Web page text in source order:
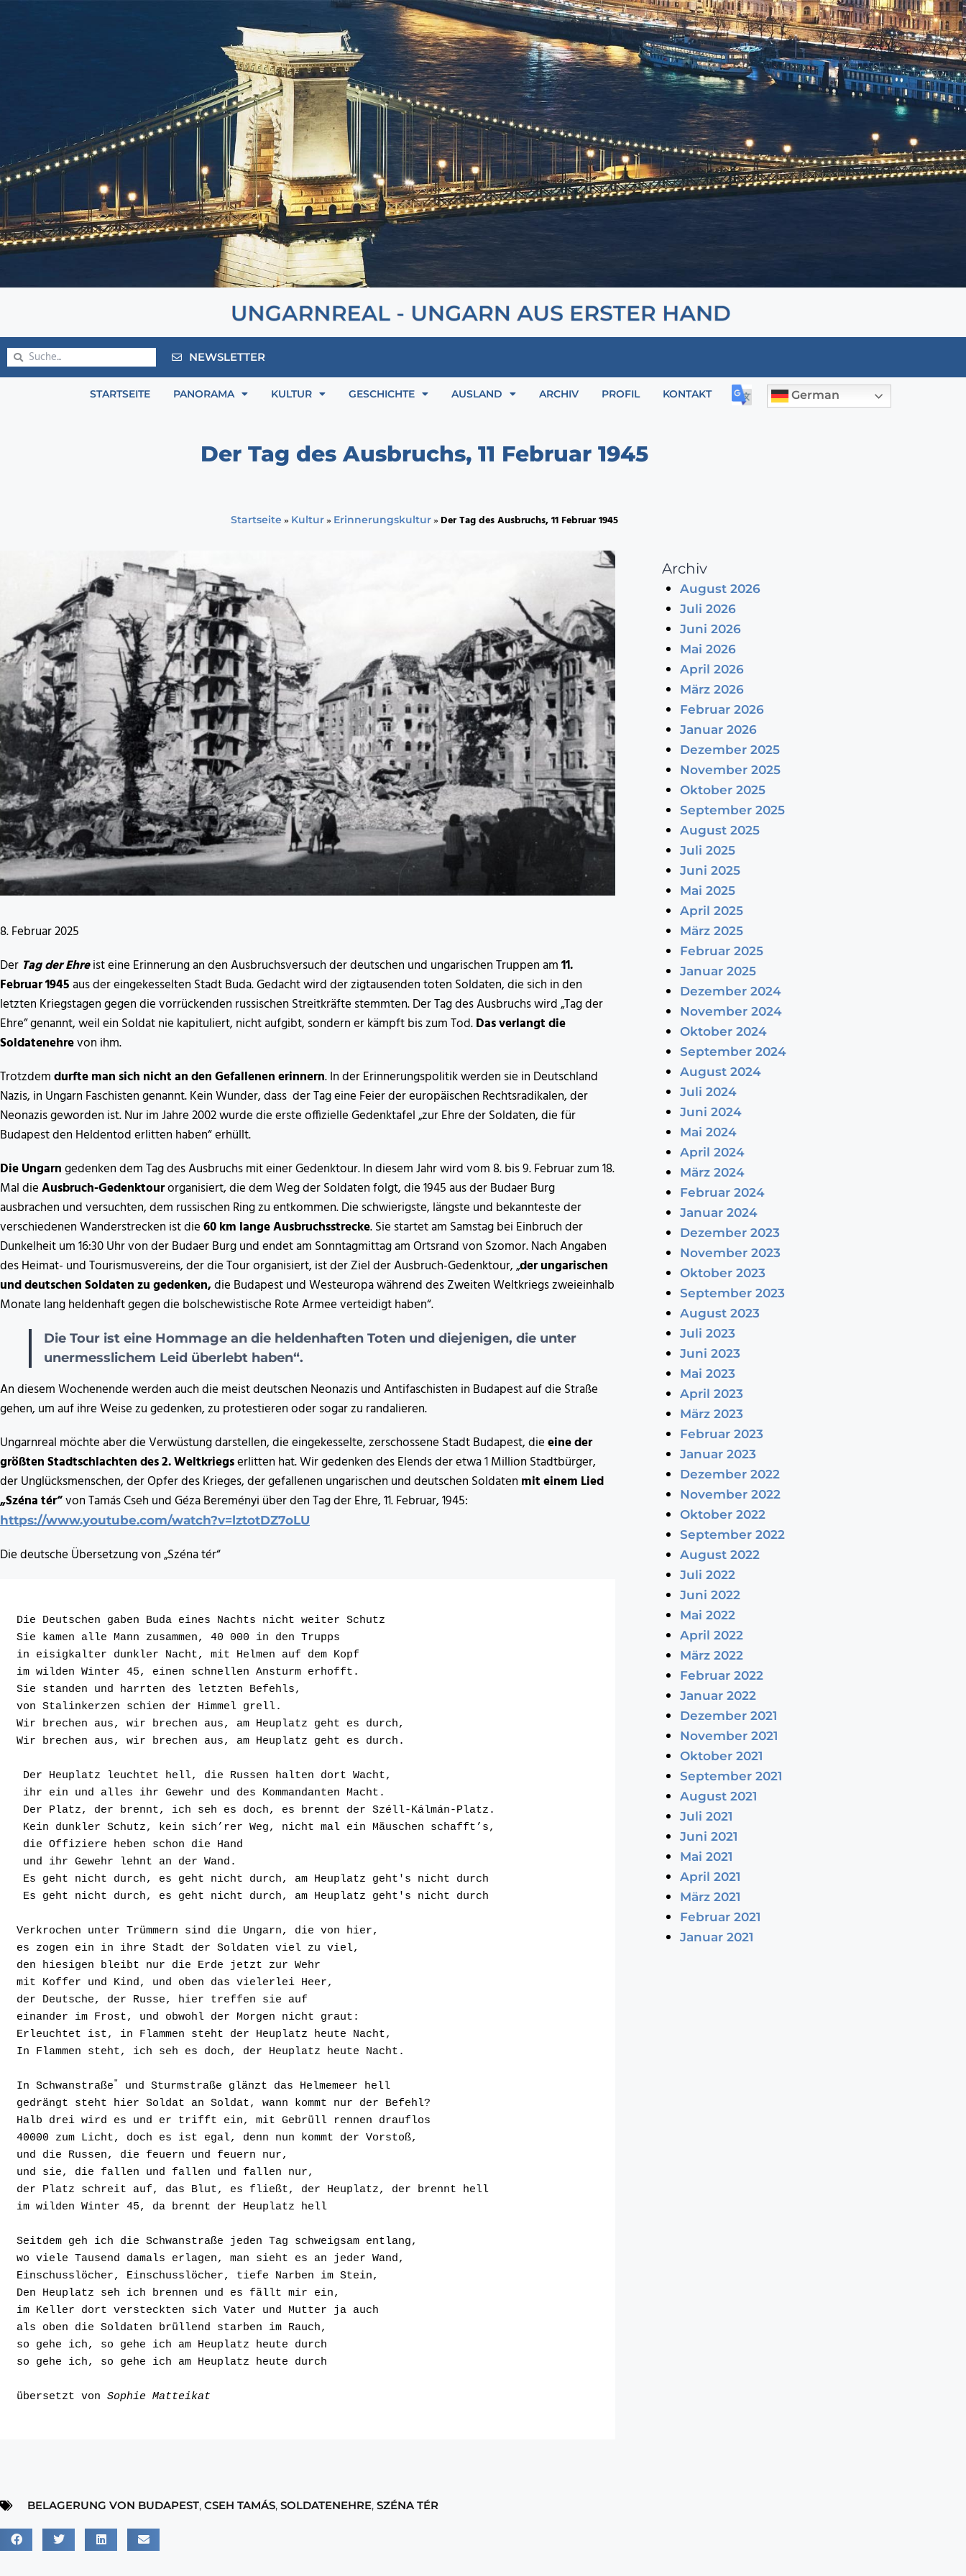
NEWSLETTER
STARTSEITE PANORAMA KULTUR GESCHICHTE AUSLAND ARCHIV PROFIL KONTAKT German
Der Tag des Ausbruchs, 11 Februar 1945
Startseite » Kultur» Erinnerungskultur»Der Tag des Ausbruchs, 11 Februar 1945
8. Februar 2025
Der Tag der Ehreist eine Erinnerung an den Ausbruchsversuch der deutschen und ungarischen Truppen am11.
Februar 1945aus der eingekesselten Stadt Buda. Gedacht wird der zigtausenden toten Soldaten, die sich in den
letzten Kriegstagen gegen die vorrückenden russischen Streitkräfte stemmten. Der Tag des Ausbruchs wird „Tag der
Ehre” genannt, weil ein Soldat nie kapituliert, nicht aufgibt, sondern er kämpft bis zum Tod.Das verlangt die
Soldatenehrevon ihm.
Trotzdemdurfte man sich nicht an den Gefallenen erinnern. In der Erinnerungspolitik werden sie in Deutschland
Nazis, in Ungarn Faschisten genannt. Kein Wunder, dass der Tag eine Feier der europäischen Rechtsradikalen, der
Neonazis geworden ist. Nur im Jahre 2002 wurde die erste offizielle Gedenktafel „zur Ehre der Soldaten, die für
Budapest den Heldentod erlitten haben“ erhüllt.
Die Ungarngedenken dem Tag des Ausbruchs mit einer Gedenktour. In diesem Jahr wird vom 8. bis 9. Februar zum 18.
Mal dieAusbruch-Gedenktourorganisiert, die dem Weg der Soldaten folgt, die 1945 aus der Budaer Burg
ausbrachen und versuchten, dem russischen Ring zu entkommen. Die schwierigste, längste und bekannteste der
verschiedenen Wanderstrecken ist die60 km lange Ausbruchsstrecke. Sie startet am Samstag bei Einbruch der
Dunkelheit um 16:30 Uhr von der Budaer Burg und endet am Sonntagmittag am Ortsrand von Szomor. Nach Angaben
des Heimat- und Tourismusvereins, der die Tour organisiert, ist der Ziel der Ausbruch-Gedenktour, „der ungarischen
und deutschen Soldaten zu gedenken,die Budapest und Westeuropa während des Zweiten Weltkriegs zweieinhalb
Monate lang heldenhaft gegen die bolschewistische Rote Armee verteidigt haben“.
Die Tour ist eine Hommage an die heldenhaften Toten und diejenigen, die unter
unermesslichem Leid überlebt haben“.
An diesem Wochenende werden auch die meist deutschen Neonazis und Antifaschisten in Budapest auf die Straße
gehen, um auf ihre Weise zu gedenken, zu protestieren oder sogar zu randalieren.
Ungarnreal möchte aber die Verwüstung darstellen, die eingekesselte, zerschossene Stadt Budapest, dieeine der
größten Stadtschlachten des 2. Weltkriegserlitten hat. Wir gedenken des Elends der etwa 1 Million Stadtbürger,
der Unglücksmenschen, der Opfer des Krieges, der gefallenen ungarischen und deutschen Soldaten mit einem Lied
„Széna tér“von Tamás Cseh und Géza Bereményi über den Tag der Ehre, 11. Februar, 1945:
https://www.youtube.com/watch?v=lztotDZ7oLU
Die deutsche Übersetzung von „Széna tér“
Die Deutschen gaben Buda eines Nachts nicht weiter Schutz
Sie kamen alle Mann zusammen, 40 000 in den Trupps
in eisigkalter dunkler Nacht, mit Helmen auf dem Kopf
im wilden Winter 45, einen schnellen Ansturm erhofft.
Sie standen und harrten des letzten Befehls,
von Stalinkerzen schien der Himmel grell.
Wir brechen aus, wir brechen aus, am Heuplatz geht es durch,
Wir brechen aus, wir brechen aus, am Heuplatz geht es durch.
Der Heuplatz leuchtet hell, die Russen halten dort Wacht,
ihr ein und alles ihr Gewehr und des Kommandanten Macht.
Der Platz, der brennt, ich seh es doch, es brennt der Széll-Kálmán-Platz.
Kein dunkler Schutz, kein sich’rer Weg, nicht mal ein Mäuschen schafft’s,
die Offiziere heben schon die Hand
und ihr Gewehr lehnt an der Wand.
Es geht nicht durch, es geht nicht durch, am Heuplatz geht's nicht durch
Es geht nicht durch, es geht nicht durch, am Heuplatz geht's nicht durch
Verkrochen unter Trümmern sind die Ungarn, die von hier,
es zogen ein in ihre Stadt der Soldaten viel zu viel,
den hiesigen bleibt nur die Erde jetzt zur Wehr
mit Koffer und Kind, und oben das vielerlei Heer,
der Deutsche, der Russe, hier treffen sie auf
einander im Frost, und obwohl der Morgen nicht graut:
Erleuchtet ist, in Flammen steht der Heuplatz heute Nacht,
In Flammen steht, ich seh es doch, der Heuplatz heute Nacht.
In Schwanstraße"
und Sturmstraße glänzt das Helmemeer hell
gedrängt steht hier Soldat an Soldat, wann kommt nur der Befehl?
Halb drei wird es und er trifft ein, mit Gebrüll rennen drauflos
40000 zum Licht, doch es ist egal, denn nun kommt der Vorstoß,
und die Russen, die feuern und feuern nur,
und sie, die fallen und fallen und fallen nur,
der Platz schreit auf, das Blut, es fließt, der Heuplatz, der brennt hell
im wilden Winter 45, da brennt der Heuplatz hell
Seitdem geh ich die Schwanstraße jeden Tag schweigsam entlang,
wo viele Tausend damals erlagen, man sieht es an jeder Wand,
Einschusslöcher, Einschusslöcher, tiefe Narben im Stein,
Den Heuplatz seh ich brennen und es fällt mir ein,
im Keller dort versteckten sich Vater und Mutter ja auch
als oben die Soldaten brüllend starben im Rauch,
so gehe ich, so gehe ich am Heuplatz heute durch
so gehe ich, so gehe ich am Heuplatz heute durch
übersetzt von Sophie Matteikat
BELAGERUNG VON BUDAPEST, CSEH TAMÁS, SOLDATENEHRE, SZÉNA TÉR
Archiv
August 2026
Juli 2026
Juni 2026
Mai 2026
April 2026
März 2026
Februar 2026
Januar 2026
Dezember 2025
November 2025
Oktober 2025
September 2025
August 2025
Juli 2025
Juni 2025
Mai 2025
April 2025
März 2025
Februar 2025
Januar 2025
Dezember 2024
November 2024
Oktober 2024
September 2024
August 2024
Juli 2024
Juni 2024
Mai 2024
April 2024
März 2024
Februar 2024
Januar 2024
Dezember 2023
November 2023
Oktober 2023
September 2023
August 2023
Juli 2023
Juni 2023
Mai 2023
April 2023
März 2023
Februar 2023
Januar 2023
Dezember 2022
November 2022
Oktober 2022
September 2022
August 2022
Juli 2022
Juni 2022
Mai 2022
April 2022
März 2022
Februar 2022
Januar 2022
Dezember 2021
November 2021
Oktober 2021
September 2021
August 2021
Juli 2021
Juni 2021
Mai 2021
April 2021
März 2021
Februar 2021
Januar 2021